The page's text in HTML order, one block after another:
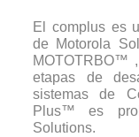
El complus es
de Motorola
MOTOTRBO™
etapas de
sistemas de
Plus™ es
Solutions.